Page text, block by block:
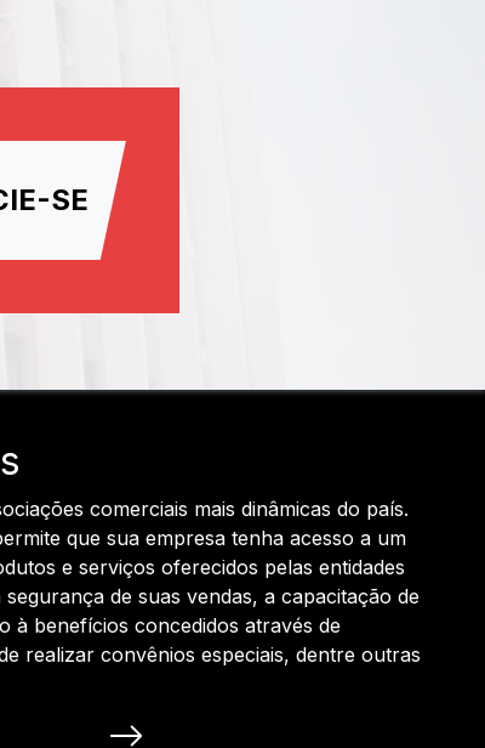
SE
comerciais mais dinâmicas do país.
que sua empresa tenha acesso a um
e serviços oferecidos pelas entidades
de suas vendas, a capacitação de
à benefícios concedidos através de
realizar convênios especiais, dentre outras